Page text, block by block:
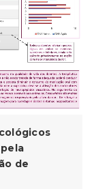
de